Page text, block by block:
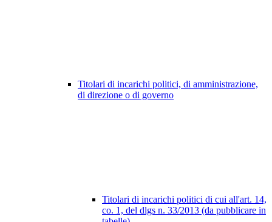
Titolari di incarichi politici, di amministrazione,
di direzione o di governo
Titolari di incarichi politici di cui all'art. 14,
co. 1, del dlgs n. 33/2013 (da pubblicare in